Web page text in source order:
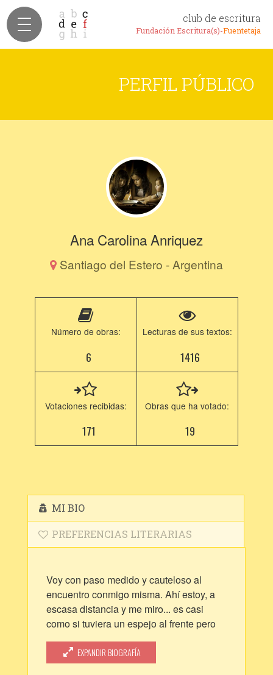
club de escritura
Fundación Escritura(s)-Fuentetaja
PERFIL PÚBLICO
Ana Carolina Anriquez
Santiago del Estero - Argentina
Número de obras:
6
Lecturas de sus textos:
1416
Votaciones recibidas:
171
Obras que ha votado:
19
MI BIO
PREFERENCIAS LITERARIAS
Voy con paso medido y cauteloso al
encuentro conmigo misma. Ahí estoy, a
escasa distancia y me miro... es casi
como si tuviera un espejo al frente pero
con una enorme ventana por detrás. Una
ventana a las nubes y a los altos árboles
de follaje verde. Voy con paso medido y
EXPANDIR BIOGRAFÍA